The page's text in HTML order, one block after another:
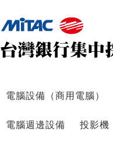
電腦設備（商用電腦）
電腦週邊設備 投影機